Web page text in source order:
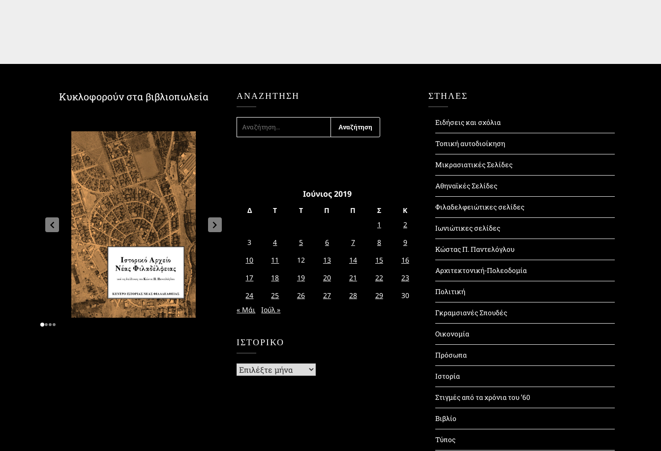
Κυκλοφορούν στα βιβλιοπωλεία ΑΝΑΖΉΤΗΣΗ
ΑΝΑΖΉΤΗΣΗ
Ιούνιος 2019
Δ Τ Τ Π Π Σ
Κ
1
2
3
4 5 6 7 8
9
10
11 12 13 14 15
16
17
18 19 20 21 22
23
24
25 26 27 28 29
30
« Μάι
Ιούλ »
ΙΣΤΟΡΙΚΌ
Ιστορικό
ΣΤΗΛΕΣ
Ειδήσεις και σχόλια
Τοπική αυτοδιοίκηση
Μικρασιατικές Σελίδες
Αθηναϊκές Σελίδες
Φιλαδελφειώτικες σελίδες
Ιωνιώτικες σελίδες
Κώστας Π. Παντελόγλου
Αρχιτεκτονική-Πολεοδομία
Πολιτική
Γκραμσιανές Σπουδές
Οικονομία
Πρόσωπα
Ιστορία
Στιγμές από τα χρόνια του ’60
Βιβλίο
Τύπος